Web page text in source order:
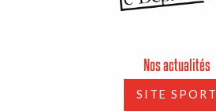
Nos actualités
SITE SPORT